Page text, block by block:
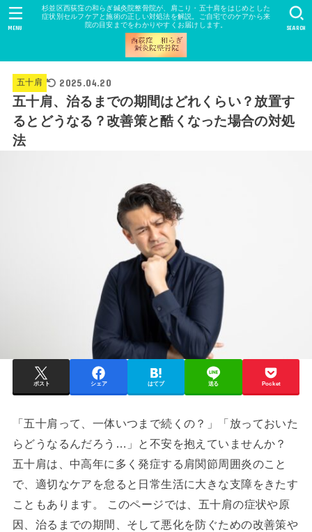
杉並区西荻窪の和らぎ鍼灸院整骨院が、肩こり・五十肩をはじめとした
症状別セルフケアと施術の正しい対処法を解説。ご自宅でのケアから来
院の目安までをわかりやすくお届けします。
SEARCH
MENU
五十肩 2025.04.20
五十肩、治るまでの期間はどれくらい？放置す
るとどうなる？改善策と酷くなった場合の対処
法
ポスト シェア はてブ 送る Pocket
「五十肩って、一体いつまで続くの？」「放っておいた
らどうなるんだろう…」と不安を抱えていませんか？
五十肩は、中高年に多く発症する肩関節周囲炎のこと
で、適切なケアを怠ると日常生活に大きな支障をきたす
こともあります。 このページでは、五十肩の症状や原
因、治るまでの期間、そして悪化を防ぐための改善策や